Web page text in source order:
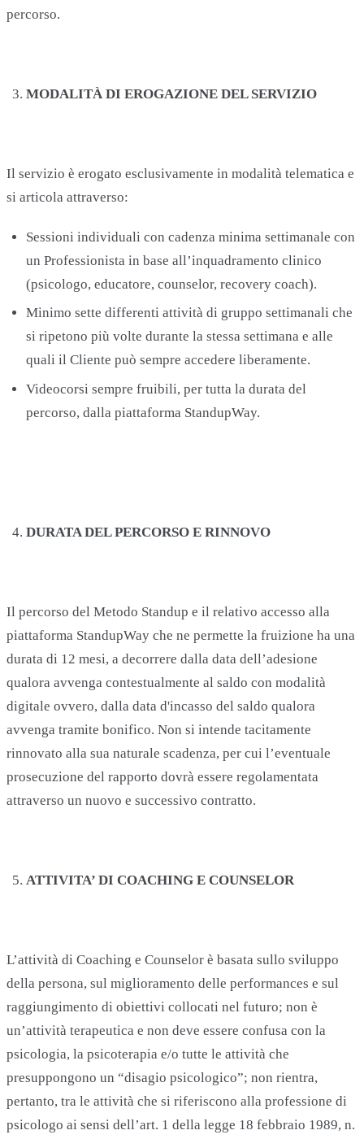
percorso.
MODALITÀ DI EROGAZIONE DEL SERVIZIO
Il servizio è erogato esclusivamente in modalità telematica e
si articola attraverso:
Sessioni individuali con cadenza minima settimanale con
un Professionista in base all’inquadramento clinico
(psicologo, educatore, counselor, recovery coach).
Minimo sette differenti attività di gruppo settimanali che
si ripetono più volte durante la stessa settimana e alle
quali il Cliente può sempre accedere liberamente.
Videocorsi sempre fruibili, per tutta la durata del
percorso, dalla piattaforma StandupWay.
DURATA DEL PERCORSO E RINNOVO
Il percorso del Metodo Standup e il relativo accesso alla
piattaforma StandupWay che ne permette la fruizione ha una
durata di 12 mesi, a decorrere dalla data dell’adesione
qualora avvenga contestualmente al saldo con modalità
digitale ovvero, dalla data d'incasso del saldo qualora
avvenga tramite bonifico. Non si intende tacitamente
rinnovato alla sua naturale scadenza, per cui l’eventuale
prosecuzione del rapporto dovrà essere regolamentata
attraverso un nuovo e successivo contratto.
ATTIVITA’ DI COACHING E COUNSELOR
L’attività di Coaching e Counselor è basata sullo sviluppo
della persona, sul miglioramento delle performances e sul
raggiungimento di obiettivi collocati nel futuro; non è
un’attività terapeutica e non deve essere confusa con la
psicologia, la psicoterapia e/o tutte le attività che
presuppongono un “disagio psicologico”; non rientra,
pertanto, tra le attività che si riferiscono alla professione di
psicologo ai sensi dell’art. 1 della legge 18 febbraio 1989, n.